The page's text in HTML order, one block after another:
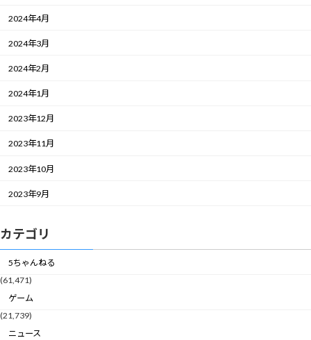
2024年4月
2024年3月
2024年2月
2024年1月
2023年12月
2023年11月
2023年10月
2023年9月
カテゴリ
5ちゃんねる
(61,471)
ゲーム
(21,739)
ニュース